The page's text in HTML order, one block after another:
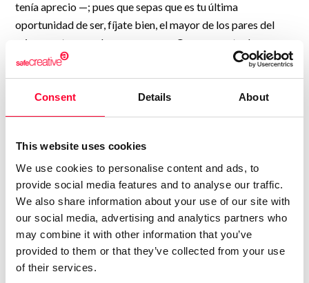
Consent Details About
This website uses cookies
We use cookies to personalise content and ads, to
provide social media features and to analyse our traffic.
We also share information about your use of our site with
our social media, advertising and analytics partners who
may combine it with other information that you’ve
provided to them or that they’ve collected from your use
of their services.
tenía aprecio —; pues que sepas que es tu última
oportunidad de ser, fíjate bien, el mayor de los pares del
reino — y, tras una breve pausa — ¿O es que no te das
cuenta?
– Sí, me doy cuenta.
– Te das cuenta, ¿te das cuenta de lo que eso, justo ahora
que te enfrentas al esfuerzo final, significa?
–Te das cuenta pero — bramó el instructor —, te das cuenta
pero… ¿Qué coño de ‟pero”? ¿Por qué carajo no tienes que
venir a entrenar? ¿Por qué justo tú y justo ahora?
− Porque, justo yo y justo ahora…
− ¡Déjate de excusas! Además — la voz del instructor sonó
angustiada —, existe un orden natural y tú lo sabes ¿En qué
lugar nos dejas a todos con tu estúpida e irresponsable
actitud? ¿En qué lugar la colocaremos a ella?